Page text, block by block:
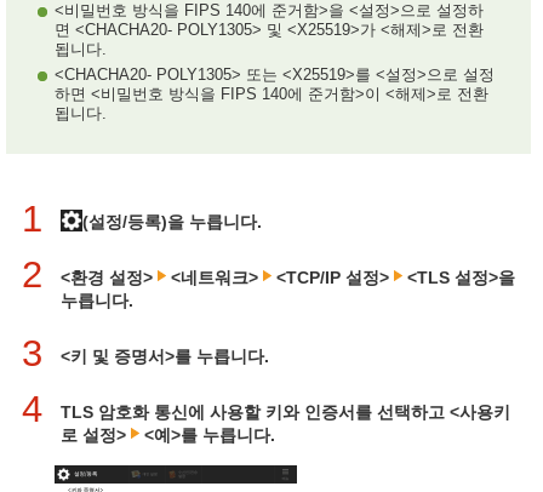
<비밀번호 방식을 FIPS 140에 준거함>을 <설정>으로 설정하
면 <CHACHA20- POLY1305> 및 <X25519>가 <해제>로 전환
됩니다.
<CHACHA20- POLY1305> 또는 <X25519>를 <설정>으로 설정
하면 <비밀번호 방식을 FIPS 140에 준거함>이 <해제>로 전환
됩니다.
1 (설정/등록)을 누릅니다.
2 <환경 설정> <네트워크> <TCP/IP 설정>
<TLS 설정>을
누릅니다.
3 <키 및 증명서>를 누릅니다.
4
TLS 암호화 통신에 사용할 키와 인증서를 선택하고 <사용키
로 설정>
<예>를 누릅니다.